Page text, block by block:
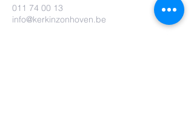
011 74 00 13
info@kerkinzonhoven.be